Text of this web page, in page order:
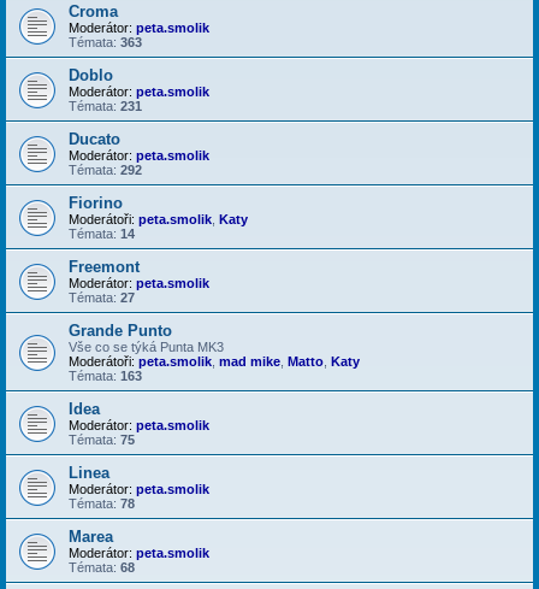
Croma
Moderátor: peta.smolik
Témata: 363
Doblo
Moderátor: peta.smolik
Témata: 231
Ducato
Moderátor: peta.smolik
Témata: 292
Fiorino
Moderátoři: peta.smolik Katy
Témata: 14
Freemont
Moderátor: peta.smolik
Témata: 27
Grande Punto
Vše co se týká Punta MK3
Moderátoři: peta.smolik mad mike Matto Katy
Témata: 163
Idea
Moderátor: peta.smolik
Témata: 75
Linea
Moderátor: peta.smolik
Témata: 78
Marea
Moderátor: peta.smolik
Témata: 68